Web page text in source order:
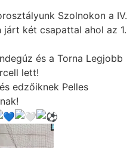
Szolnokon a IV.
járt két csapattal ahol az 1.
és a Torna Legjobb
lett!
edzőiknek Pelles